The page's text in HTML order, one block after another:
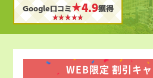
Google口コミ★4.9獲得
WEB限定 割引キ